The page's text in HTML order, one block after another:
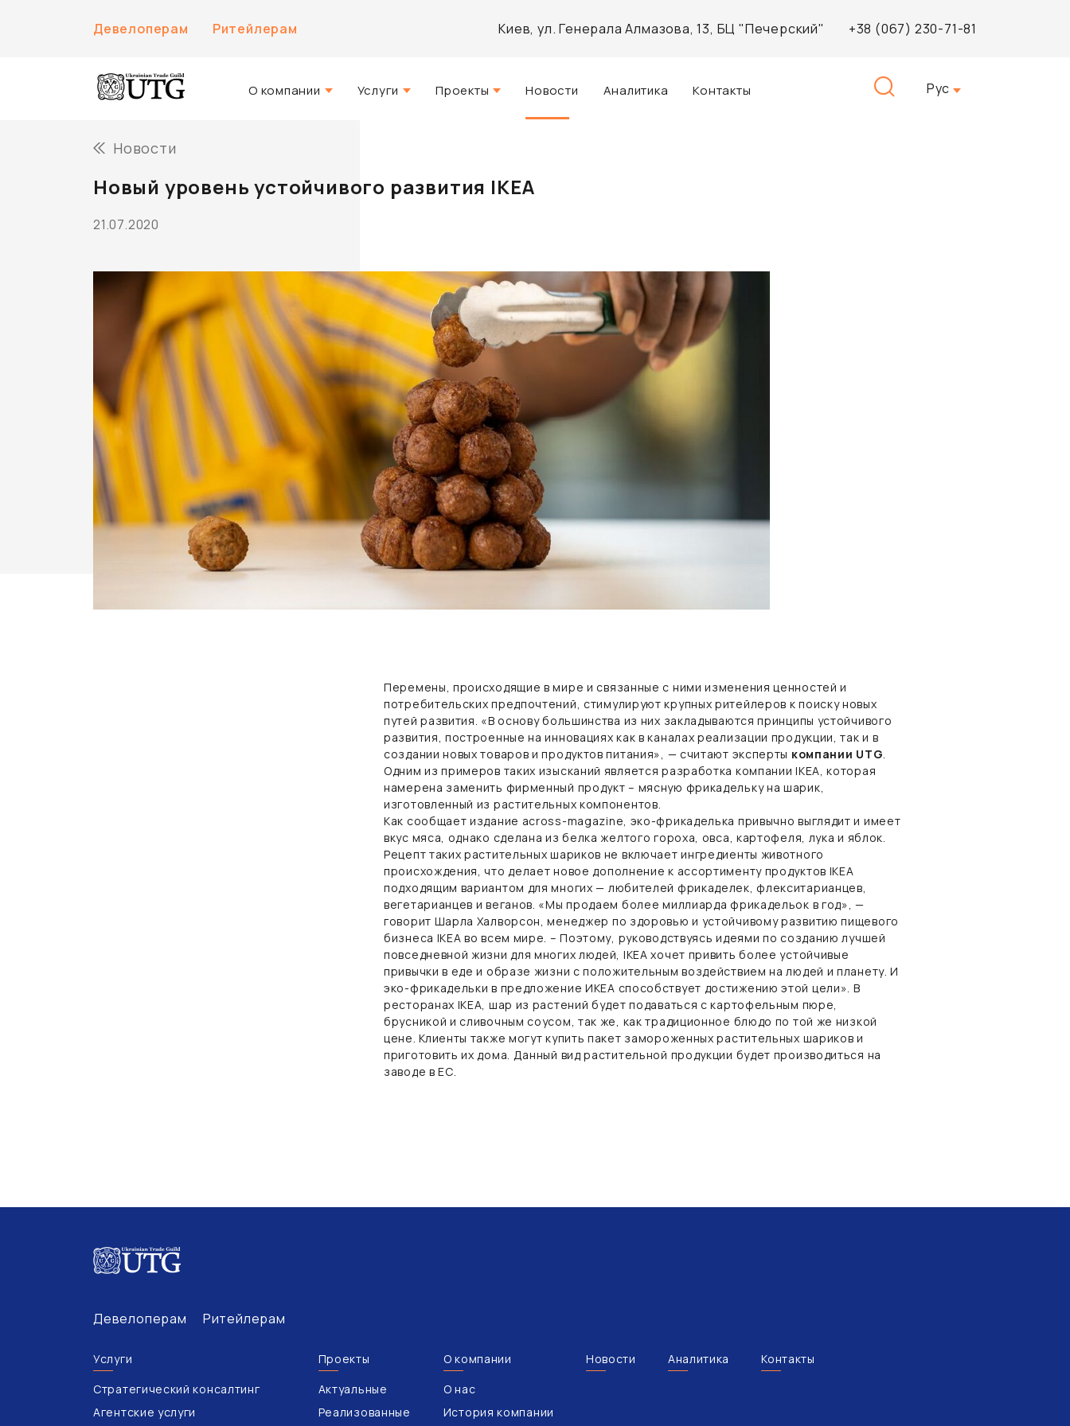
Девелоперам Ритейлерам Киев, ул. Генерала Алмазова, 13, БЦ "Печерский" +38 (067) 230-71-81
О компании
Команда UTG
Услуги
Агентские услуги
брокеридж
Маркетинг и PR
Проекты
Разработанные
Новости Аналитика Контакты Рус
Новости
Новый уровень устойчивого развития IKEA
21.07.2020
Перемены, происходящие в мире и связанные с ними изменения ценностей и
потребительских предпочтений, стимулируют крупных ритейлеров к поиску новых
путей развития. «В основу большинства из них закладываются принципы устойчивого
развития, построенные на инновациях как в каналах реализации продукции, так и в
создании новых товаров и продуктов питания», — считают эксперты компании UTG.
Одним из примеров таких изысканий является разработка компании IKEA, которая
намерена заменить фирменный продукт – мясную фрикадельку на шарик,
изготовленный из растительных компонентов.
Как сообщает издание across-magazine, эко-фрикаделька привычно выглядит и имеет
вкус мяса, однако сделана из белка желтого гороха, овса, картофеля, лука и яблок.
Рецепт таких растительных шариков не включает ингредиенты животного
происхождения, что делает новое дополнение к ассортименту продуктов IKEA
подходящим вариантом для многих — любителей фрикаделек, флекситарианцев,
вегетарианцев и веганов. «Мы продаем более миллиарда фрикадельок в год», —
говорит Шарла Халворсон, менеджер по здоровью и устойчивому развитию пищевого
бизнеса IKEA во всем мире. – Поэтому, руководствуясь идеями по созданию лучшей
повседневной жизни для многих людей, IKEA хочет привить более устойчивые
привычки в еде и образе жизни с положительным воздействием на людей и планету. И
эко-фрикадельки в предложение ИКЕА способствует достижению этой цели». В
ресторанах IKEA, шар из растений будет подаваться с картофельным пюре,
брусникой и сливочным соусом, так же, как традиционное блюдо по той же низкой
цене. Клиенты также могут купить пакет замороженных растительных шариков и
приготовить их дома. Данный вид растительной продукции будет производиться на
заводе в ЕС.
Девелоперам Ритейлерам
Услуги
Стратегический консалтинг
Агентские услуги
Проекты
Актуальные
Реализованные
О компании
О нас
История компании
Новости Аналитика Контакты